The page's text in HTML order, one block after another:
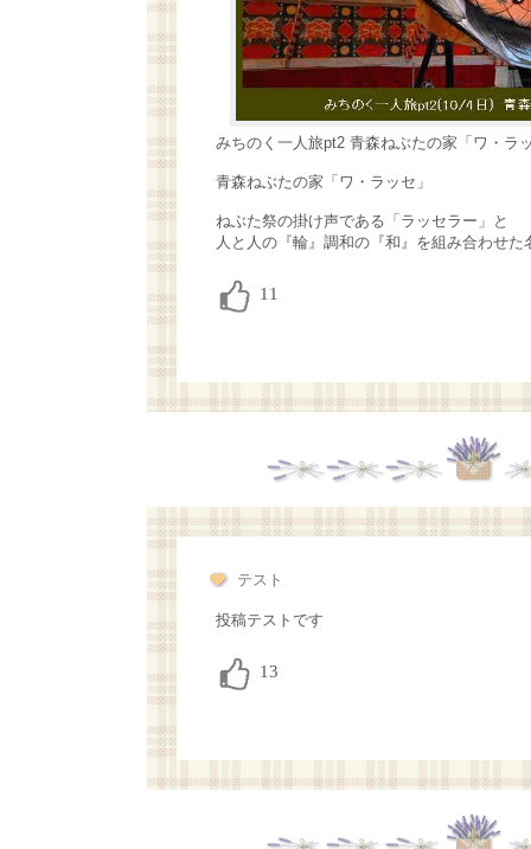
みちのく一人旅pt2 青森ねぶたの家「ワ・ラ
青森ねぶたの家「ワ・ラッセ」
ねぶた祭の掛け声である「ラッセラー」と
人と人の『輪』調和の『和』を組み合わせた
テスト
投稿テストです